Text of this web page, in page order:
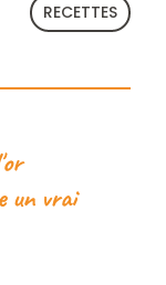
RECETTES
un vrai